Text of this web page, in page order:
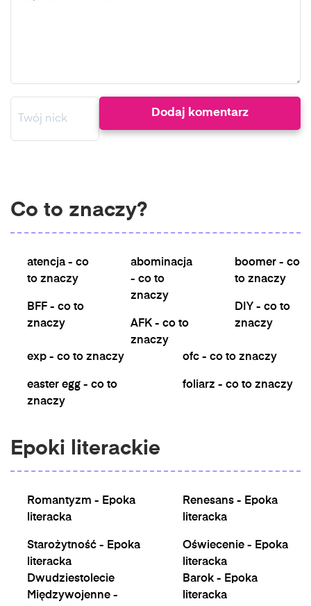
Co to znaczy?
atencja - co
to znaczy
BFF - co to
znaczy
abominacja
- co to
znaczy
AFK - co to
znaczy
boomer - co
to znaczy
DIY - co to
znaczy
exp - co to znaczy
easter egg - co to
znaczy
ofc - co to znaczy
foliarz - co to znaczy
Epoki literackie
Romantyzm - Epoka
literacka
Starożytność - Epoka
literacka
Renesans - Epoka
literacka
Oświecenie - Epoka
literacka
Dwudziestolecie
Międzywojenne -
Barok - Epoka
literacka